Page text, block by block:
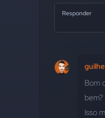
Responder
Bom
bem?
Isso